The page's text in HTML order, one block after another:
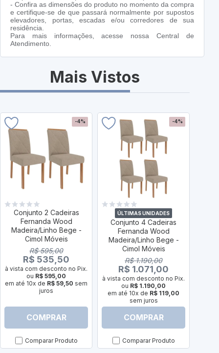
- Confira as dimensões do produto no momento da compra
e certifique-se de que passará normalmente por supostos
elevadores, portas, escadas e/ou corredores de sua
residência.
Para mais informações, acesse nossa Central de
Atendimento.
Mais Vistos
-4%
Conjunto 2 Cadeiras
Fernanda Wood
Madeira/Linho Bege -
Cimol Móveis
R$ 595,00
R$ 535,50
à vista com desconto no Pix.
ou R$ 595,00
em até 10x de R$ 59,50 sem
juros
COMPRAR
Comparar Produto
-4%
ÚLTIMAS UNIDADES
Conjunto 4 Cadeiras
Fernanda Wood
Madeira/Linho Bege -
Cimol Móveis
R$ 1.190,00
R$ 1.071,00
à vista com desconto no Pix.
ou R$ 1.190,00
em até 10x de R$ 119,00
sem juros
COMPRAR
Comparar Produto